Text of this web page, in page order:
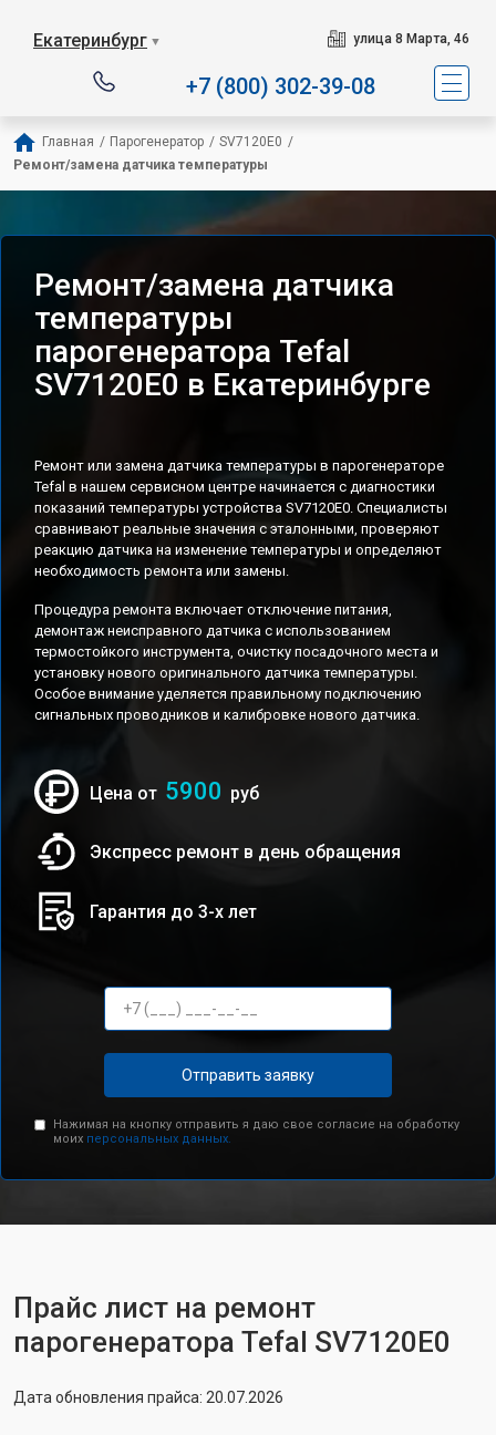
Екатеринбург ▼ улица 8 Марта, 46
+7 (800) 302-39-08
Главная / Парогенератор / SV7120E0 /
Ремонт/замена датчика температуры
Ремонт/замена датчика
температуры
парогенератора Tefal
SV7120E0 в Екатеринбурге
Ремонт или замена датчика температуры в парогенераторе
Tefal в нашем сервисном центре начинается с диагностики
показаний температуры устройства SV7120E0. Специалисты
сравнивают реальные значения с эталонными, проверяют
реакцию датчика на изменение температуры и определяют
необходимость ремонта или замены.
Процедура ремонта включает отключение питания,
демонтаж неисправного датчика с использованием
термостойкого инструмента, очистку посадочного места и
установку нового оригинального датчика температуры.
Особое внимание уделяется правильному подключению
сигнальных проводников и калибровке нового датчика.
Цена от 5900 руб
Экспресс ремонт в день обращения
Гарантия до 3-х лет
Отправить заявку
Нажимая на кнопку отправить я даю свое согласие на обработку
моих персональных данных.
Прайс лист на ремонт
парогенератора Tefal SV7120E0
Дата обновления прайса: 20.07.2026